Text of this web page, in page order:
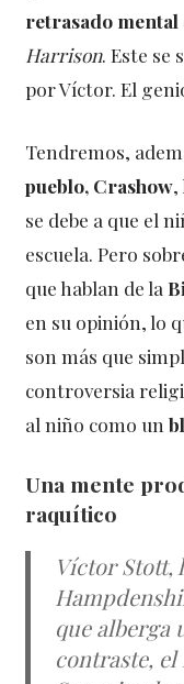
retrasado mental
Harrison. Este se
por Víctor. El
Tendremos,
pueblo, Crashow,
se debe a que el
escuela. Pero
que hablan de la
en su opinión, lo
son más que
controversia
al niño como un
Una mente
raquítico
Víctor Stott,
que alberga
contraste,